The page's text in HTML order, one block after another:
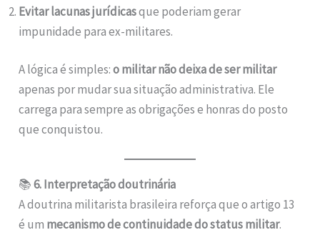
Evitar lacunas jurídicasque poderiam gerar
impunidade para ex-militares.
A lógica é simples:o militar não deixa de ser militar
apenas por mudar sua situação administrativa. Ele
carrega para sempre as obrigações e honras do posto
que conquistou.
📚6. Interpretação doutrinária
A doutrina militarista brasileira reforça que o artigo 13
é um mecanismo de continuidade do status militar.